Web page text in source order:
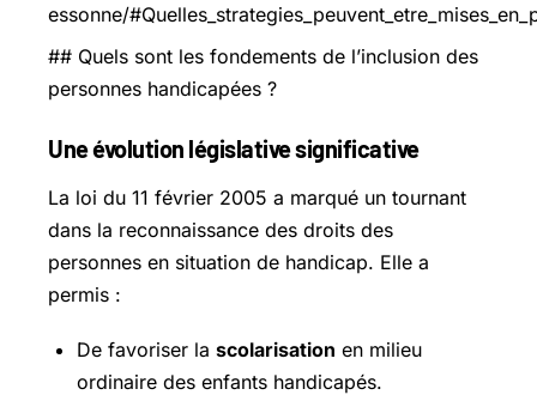
essonne/
## Quels sont les fondements de l’inclusion des
personnes handicapées ?
Une évolution législative significative
La loi du 11 février 2005 a marqué un tournant
dans la reconnaissance des droits des
personnes en situation de handicap. Elle a
permis :
De favoriser la scolarisation en milieu
ordinaire des enfants handicapés.